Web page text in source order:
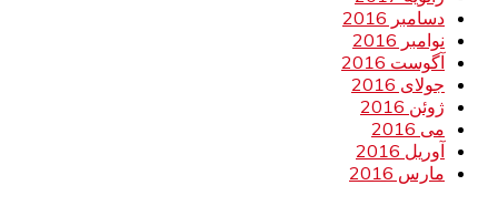
دسامبر 2016
نوامبر 2016
آگوست 2016
جولای 2016
ژوئن 2016
می 2016
آوریل 2016
مارس 2016